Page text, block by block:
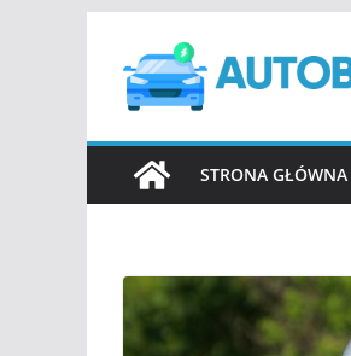
treści
STRONA GŁÓWNA